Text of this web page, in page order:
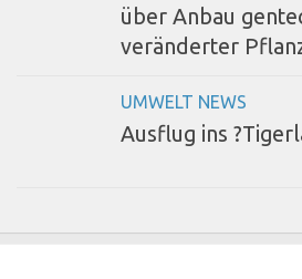
über Anbau
veränderter
UMWELT NEWS
Ausflug ins